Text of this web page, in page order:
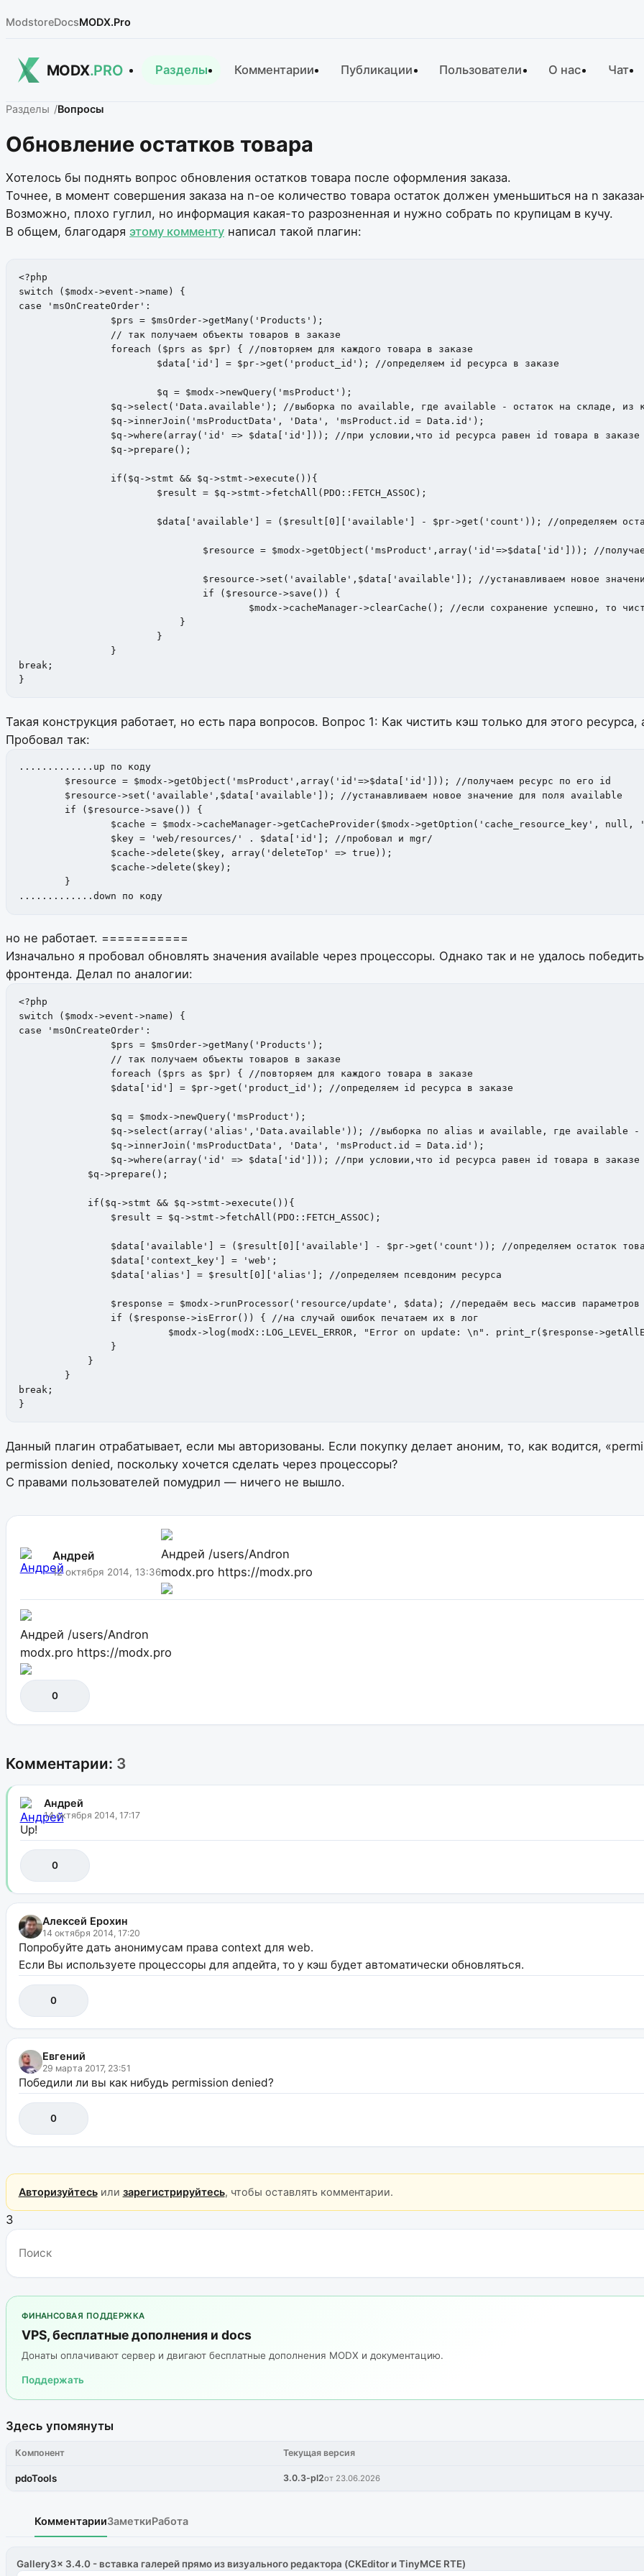
ModstoreDocsMODX.Pro
MODX.PRO Разделы Комментарии Публикации Пользователи О нас Чат
Разделы Вопросы
Обновление остатков товара
Хотелось бы поднять вопрос обновления остатков товара после оформления заказа.
Точнее, в момент совершения заказа на n-ое количество товара остаток должен уменьшиться на n
Возможно, плохо гуглил, но информация какая-то разрозненная и нужно собрать по крупицам в кучу.
В общем, благодаря этому комменту написал такой плагин:
<?php
switch ($modx->event->name) {
case 'msOnCreateOrder':
break;
}
Такая конструкция работает, но есть пара вопросов. Вопрос 1: Как чистить кэш только для этого ресурса,
Пробовал так:
.............up по коду
.............down по коду
но не работает. ===========
Изначально я пробовал обновлять значения available через процессоры. Однако так и не удалось
фронтенда. Делал по аналогии:
<?php
switch ($modx->event->name) {
case 'msOnCreateOrder':
            $q->prepare();
            if($q->stmt && $q->stmt->execute()){
                $result = $q->stmt->fetchAll(PDO::FETCH_ASSOC);
$data['available'] = ($result[0]['available'] - $pr->get('count')); //определяем остаток
                $data['context_key'] = 'web';
                $data['alias'] = $result[0]['alias']; //определяем псевдоним ресурса
$response = $modx->runProcessor('resource/update', $data); //передаём весь массив
                if ($response->isError()) { //на случай ошибок печатаем их в лог
                }
            }
        }
break;
}
Данный плагин отрабатывает, если мы авторизованы. Если покупку делает аноним, то, как водится,
permission denied, поскольку хочется сделать через процессоры?
С правами пользователей помудрил — ничего не вышло.
Андрей
12 октября 2014, 13:36
Андрей /users/Andron
modx.pro https://modx.pro
Андрей /users/Andron
modx.pro https://modx.pro
0
Комментарии: 3
Андрей
14 октября 2014, 17:17
Up!
0
Алексей Ерохин
14 октября 2014, 17:20
Попробуйте дать анонимусам права context для web.
Если Вы используете процессоры для апдейта, то у кэш будет автоматически обновляться.
0
Евгений
29 марта 2017, 23:51
Победили ли вы как нибудь permission denied?
0
Авторизуйтесьили зарегистрируйтесь, чтобы оставлять комментарии.
3
ФИНАНСОВАЯ ПОДДЕРЖКА
VPS, бесплатные дополнения и docs
Донаты оплачивают сервер и двигают бесплатные дополнения MODX и документацию.
Поддержать
Здесь упомянуты
Компонент Текущая версия
pdoTools 3.0.3-pl2от 23.06.2026
КомментарииЗаметкиРабота
Gallery3x 3.4.0 - вставка галерей прямо из визуального редактора (CKEditor и TinyMCE RTE)